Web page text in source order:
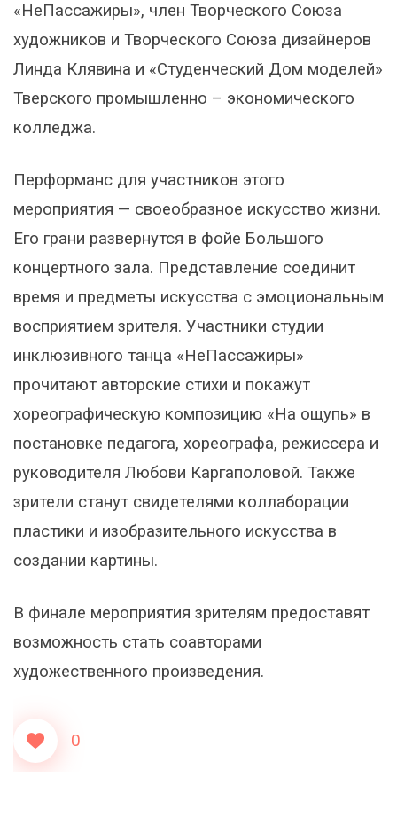
«НеПассажиры», член Творческого Союза
художников и Творческого Союза дизайнеров
Линда Клявина и «Студенческий Дом моделей»
Тверского промышленно – экономического
колледжа.
Перформанс для участников этого
мероприятия — своеобразное искусство жизни.
Его грани развернутся в фойе Большого
концертного зала. Представление соединит
время и предметы искусства с эмоциональным
восприятием зрителя. Участники студии
инклюзивного танца «НеПассажиры»
прочитают авторские стихи и покажут
хореографическую композицию «На ощупь» в
постановке педагога, хореографа, режиссера и
руководителя Любови Каргаполовой. Также
зрители станут свидетелями коллаборации
пластики и изобразительного искусства в
создании картины.
В финале мероприятия зрителям предоставят
возможность стать соавторами
художественного произведения.
0